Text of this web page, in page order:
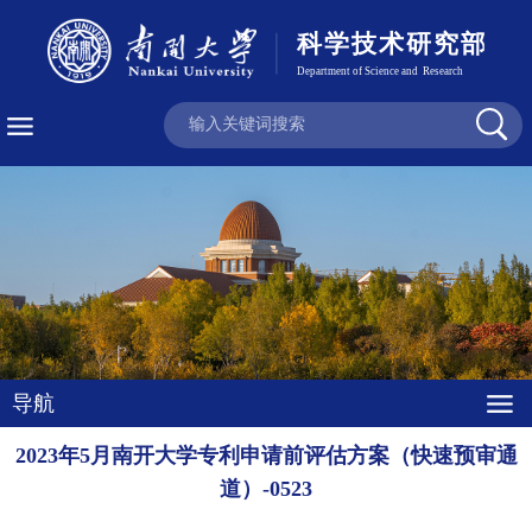
导航
2023年5月南开大学专利申请前评估方案（快速预审通
道）-0523